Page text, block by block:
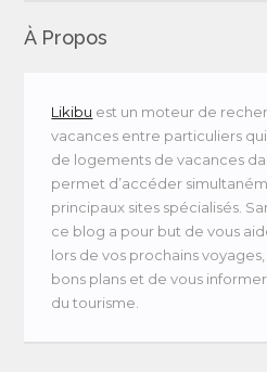
À Propos
Likibu est un moteur de
vacances entre particuliers
de logements de vacances
permet d’accéder
principaux sites spécialisés.
ce blog a pour but de vous
lors de vos prochains
bons plans et de vous
du tourisme.